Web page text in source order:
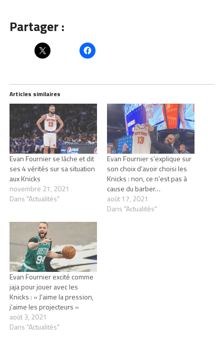
Partager :
Articles similaires
Evan Fournier se lâche et dit
ses 4 vérités sur sa situation
aux Knicks
novembre 21, 2021
Dans "Actualités"
Evan Fournier s’explique sur
son choix d’avoir choisi les
Knicks : non, ce n’est pas à
cause du barber…
août 17, 2021
Dans "Actualités"
Evan Fournier excité comme
jaja pour jouer avec les
Knicks : « J’aime la pression,
j’aime les projecteurs »
août 3, 2021
Dans "Actualités"